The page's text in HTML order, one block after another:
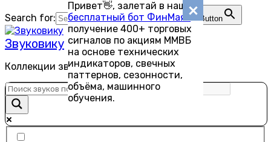
Привет👋, залетай в наш
бесплатный бот ФинМаяк—
получение 400+ торговых
сигналов по акциям ММВБ
на основе технических
индикаторов, свечных
паттернов, сезонности,
объёма, машинного
обучения.
к
содержанию
Search for: Search Button
Звуковику
Коллекции звуков для скачивания